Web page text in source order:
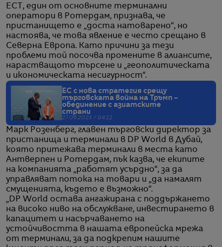
ECT, един от основните терминални
оператори в Ротердам, признава, че
пристанището е „доста натоварено“, но
настоява, че това явление е често срещано в
Северна Европа. Като причини за тези
проблеми той посочва промените в алиансите,
нарастващото търсене и „геополитическата
и икономическата несигурност“.
ЕС с нова стратегия срещу
търговската война на Тръмп –
обединение с азиатските
страни
27.06.2025 / 04:12
Марк Розенберг, главен търговски директор за
пристанища и терминали в DP World в Дубай,
която притежава терминали в места като
Антверпен и Ротердам, пък казва, че екипите
на компанията „работят усърдно“, за да
управляват потока на товари и „да намалят
смущенията, където е възможно“.
„DP World остава ангажирана с поддържането
на високо ниво на обслужване, инвестирането в
капацитет и насърчаването на
устойчивостта в нашата европейска мрежа
от терминали, за да подкрепим нашите